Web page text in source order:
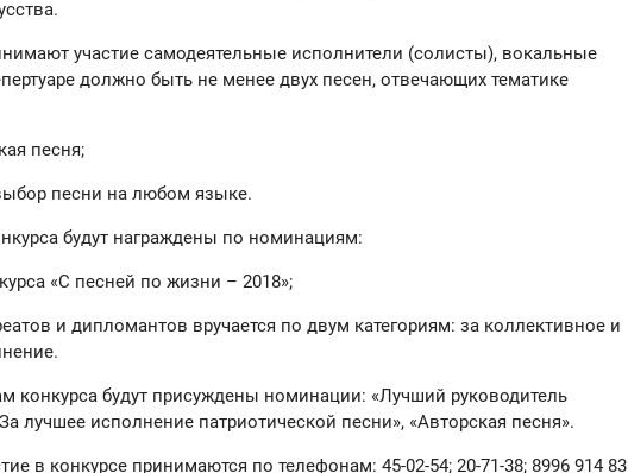
участие самодеятельные исполнители (солисты), вокальные
должно быть не менее двух песен, отвечающих тематике
песня;
песни на любом языке.
будут награждены по номинациям:
«С песней по жизни – 2018»;
и дипломантов вручается по двум категориям: за коллективное и
конкурса будут присуждены номинации: «Лучший руководитель
лучшее исполнение патриотической песни», «Авторская песня».
в конкурсе принимаются по телефонам: 45-02-54; 20-71-38; 8996 914 83